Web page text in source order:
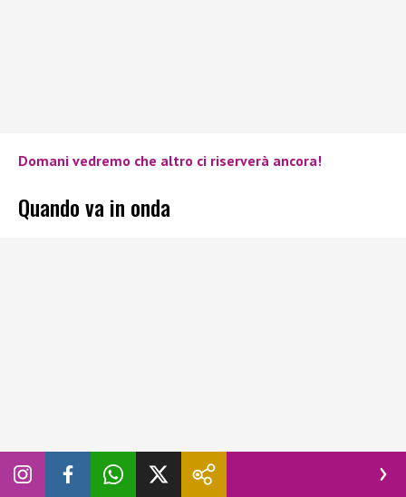
Domani vedremo che altro ci riserverà ancora!
Quando va in onda
quando va in onda e a che ora inizia